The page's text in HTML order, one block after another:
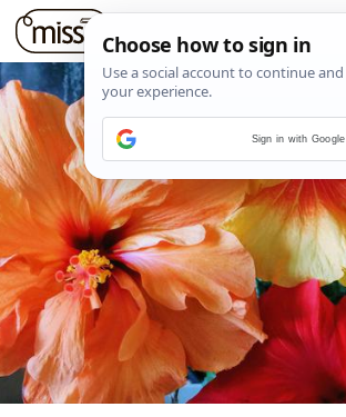
Sign in with Google